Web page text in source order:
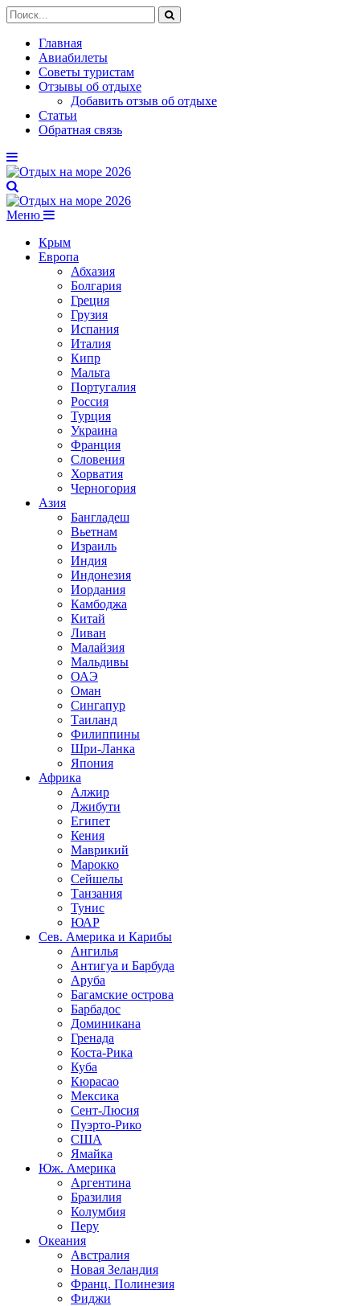
Главная
Авиабилеты
Советы туристам
Отзывы об отдыхе
Добавить отзыв об отдыхе
Статьи
Обратная связь
Меню
Крым
Европа
Абхазия
Болгария
Греция
Грузия
Испания
Италия
Кипр
Мальта
Португалия
Россия
Турция
Украина
Франция
Словения
Хорватия
Черногория
Азия
Бангладеш
Вьетнам
Израиль
Индия
Индонезия
Иордания
Камбоджа
Китай
Ливан
Малайзия
Мальдивы
ОАЭ
Оман
Сингапур
Таиланд
Филиппины
Шри-Ланка
Япония
Африка
Алжир
Джибути
Египет
Кения
Маврикий
Марокко
Сейшелы
Танзания
Тунис
ЮАР
Сев. Америка и Карибы
Ангилья
Антигуа и Барбуда
Аруба
Багамские острова
Барбадос
Доминикана
Гренада
Коста-Рика
Куба
Кюрасао
Мексика
Сент-Люсия
Пуэрто-Рико
США
Ямайка
Юж. Америка
Аргентина
Бразилия
Колумбия
Перу
Океания
Австралия
Новая Зеландия
Франц. Полинезия
Фиджи